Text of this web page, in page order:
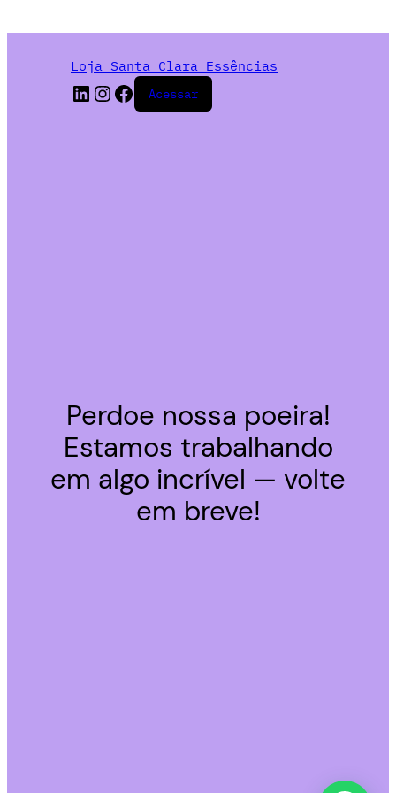
Loja Santa Clara Essências
Acessar
Perdoe nossa poeira!
Estamos trabalhando
em algo incrível — volte
em breve!